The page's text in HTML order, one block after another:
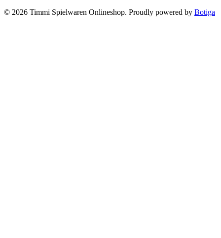
© 2026 Timmi Spielwaren Onlineshop. Proudly powered by Botiga